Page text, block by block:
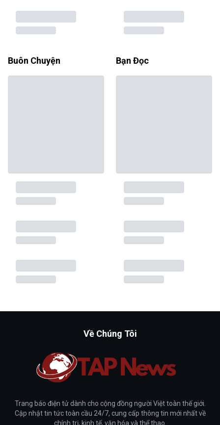
Buôn Chuyện Bạn Đọc
Về Chúng Tôi
Trang báo điện tử dành cho cộng đồng người Việt toàn thế giới.
Cập nhật tin tức toàn cầu 24/7, cung cấp thông tin mới nhất về
chính trị, kinh tế, văn hóa và thể thao.